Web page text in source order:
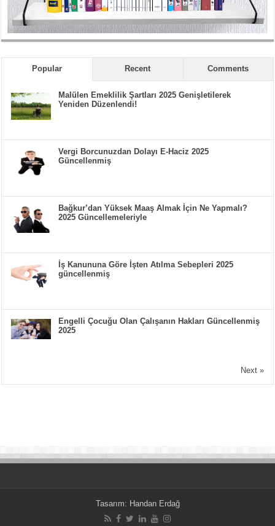
Popular Recent Comments
Malülen Emeklilik Şartları 2025 Genişletilerek
Yeniden Düzenlendi!
Vergi Borcunuzdan Dolayı E-Haciz 2025
Güncellenmiş
Bağkur’dan Yüksek Maaş Almak İçin Ne Yapmalı?
2025 Güncellemeleriyle
İş Kanununa Göre İşten Atılma Sebepleri 2025
güncellenmiş
Engelli Çocuğu Olan Çalışanın Hakları Güncellenmiş
2025
Next »
Tasarım: Handan Erdağ